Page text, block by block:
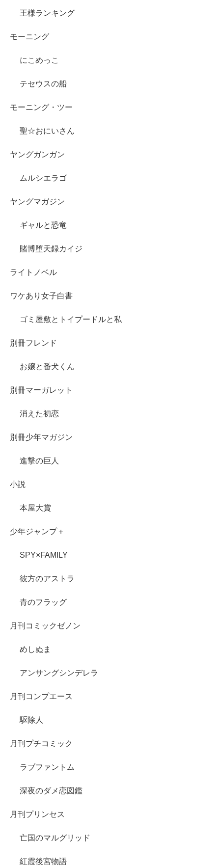
王様ランキング
モーニング
にこめっこ
テセウスの船
モーニング・ツー
聖☆おにいさん
ヤングガンガン
ムルシエラゴ
ヤングマガジン
ギャルと恐竜
賭博堕天録カイジ
ライトノベル
ワケあり女子白書
ゴミ屋敷とトイプードルと私
別冊フレンド
お嬢と番犬くん
別冊マーガレット
消えた初恋
別冊少年マガジン
進撃の巨人
小説
本屋大賞
少年ジャンプ＋
SPY×FAMILY
彼方のアストラ
青のフラッグ
月刊コミックゼノン
めしぬま
アンサングシンデレラ
月刊コンプエース
駆除人
月刊プチコミック
ラブファントム
深夜のダメ恋図鑑
月刊プリンセス
亡国のマルグリッド
紅霞後宮物語